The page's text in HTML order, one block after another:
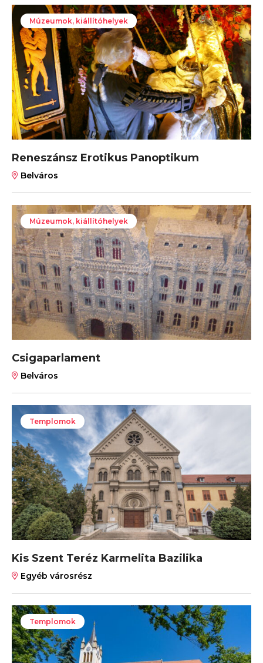
Múzeumok, kiállítóhelyek
Reneszánsz Erotikus Panoptikum
Belváros
Múzeumok, kiállítóhelyek
Csigaparlament
Belváros
Templomok
Kis Szent Teréz Karmelita Bazilika
Egyéb városrész
Templomok